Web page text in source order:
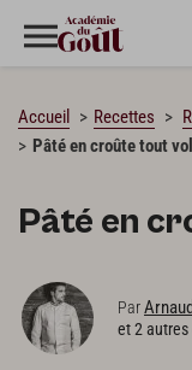
Accueil Recettes
Pâté en croûte tout
Pâté en
Par
et 2 autres
CHARGEMENT…